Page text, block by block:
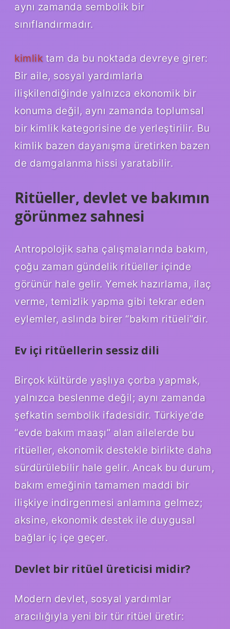
aynı zamanda sembolik bir
sınıflandırmadır.
kimliktam da bu noktada devreye girer:
Bir aile, sosyal yardımlarla
ilişkilendiğinde yalnızca ekonomik bir
konuma değil, aynı zamanda toplumsal
bir kimlik kategorisine de yerleştirilir. Bu
kimlik bazen dayanışma üretirken bazen
de damgalanma hissi yaratabilir.
Ritüeller, devlet ve bakımın
görünmez sahnesi
Antropolojik saha çalışmalarında bakım,
çoğu zaman gündelik ritüeller içinde
görünür hale gelir. Yemek hazırlama, ilaç
verme, temizlik yapma gibi tekrar eden
eylemler, aslında birer “bakım ritüeli”dir.
Ev içi ritüellerin sessiz dili
Birçok kültürde yaşlıya çorba yapmak,
yalnızca beslenme değil; aynı zamanda
şefkatin sembolik ifadesidir. Türkiye’de
“evde bakım maaşı” alan ailelerde bu
ritüeller, ekonomik destekle birlikte daha
sürdürülebilir hale gelir. Ancak bu durum,
bakım emeğinin tamamen maddi bir
ilişkiye indirgenmesi anlamına gelmez;
aksine, ekonomik destek ile duygusal
bağlar iç içe geçer.
Devlet bir ritüel üreticisi midir?
Modern devlet, sosyal yardımlar
aracılığıyla yeni bir tür ritüel üretir: